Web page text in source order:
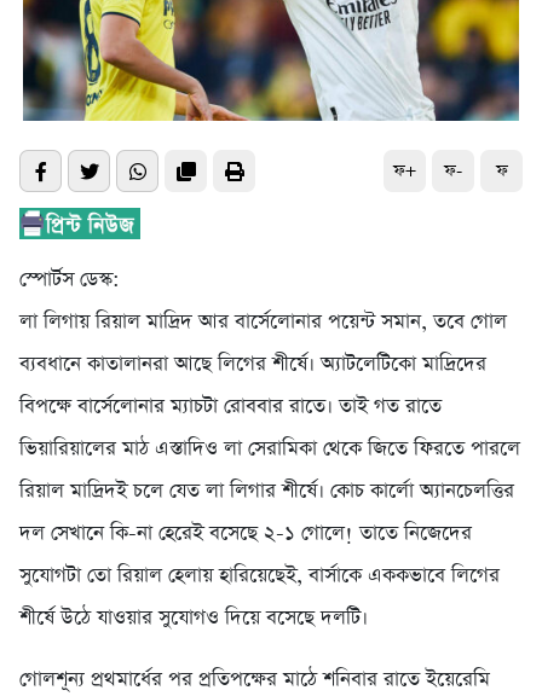
ফ+ ফ- ফ
স্পোর্টস ডেস্ক:
লা লিগায় রিয়াল মাদ্রিদ আর বার্সেলোনার পয়েন্ট সমান, তবে গোল
ব্যবধানে কাতালানরা আছে লিগের শীর্ষে। অ্যাটলেটিকো মাদ্রিদের
বিপক্ষে বার্সেলোনার ম্যাচটা রোববার রাতে। তাই গত রাতে
ভিয়ারিয়ালের মাঠ এস্তাদিও লা সেরামিকা থেকে জিতে ফিরতে পারলে
রিয়াল মাদ্রিদই চলে যেত লা লিগার শীর্ষে। কোচ কার্লো অ্যানচেলত্তির
দল সেখানে কি-না হেরেই বসেছে ২-১ গোলে! তাতে নিজেদের
সুযোগটা তো রিয়াল হেলায় হারিয়েছেই, বার্সাকে এককভাবে লিগের
শীর্ষে উঠে যাওয়ার সুযোগও দিয়ে বসেছে দলটি।
গোলশূন্য প্রথমার্ধের পর প্রতিপক্ষের মাঠে শনিবার রাতে ইয়েরেমি